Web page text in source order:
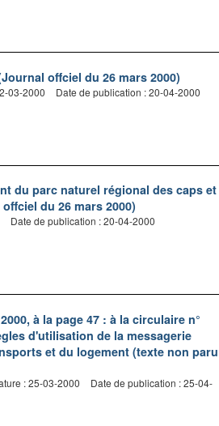
offciel du 26 mars 2000)
03-2000 Date de publication : 20-04-2000
du parc naturel régional des caps et
du 26 mars 2000)
Date de publication : 20-04-2000
à la page 47 : à la circulaire n°
d'utilisation de la messagerie
et du logement (texte non paru
: 25-03-2000
Date de publication : 25-04-